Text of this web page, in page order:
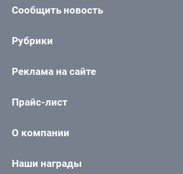
Сообщить новость
Рубрики
Реклама на сайте
Прайс-лист
О компании
Наши награды